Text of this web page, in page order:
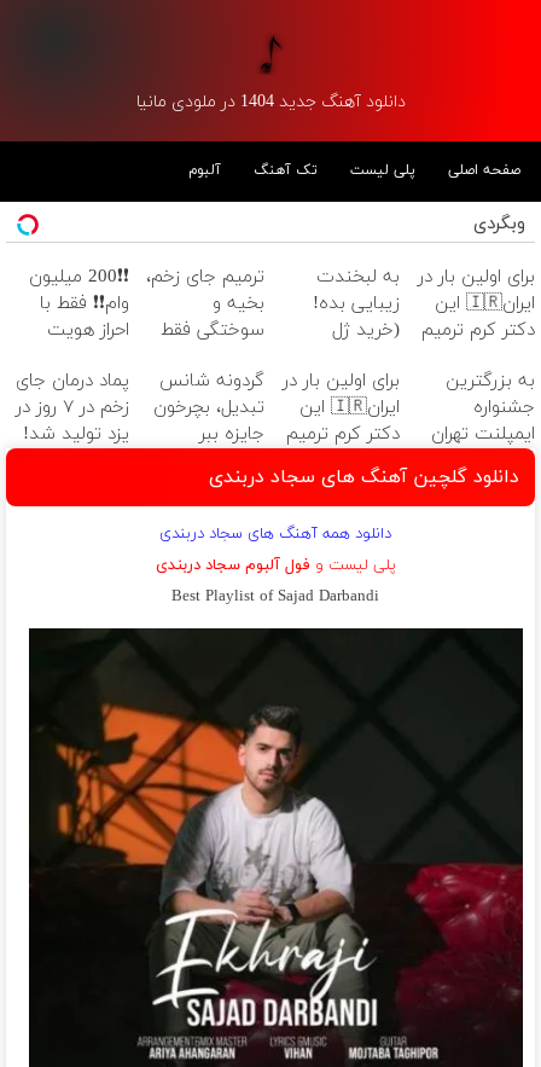
دانلود آهنگ جدید 1404 در ملودی مانیا
صفحه اصلی پلی لیست تک آهنگ آلبوم
وبگردی
برای اولین بار در
ایران🇮🇷 این
دکتر کرم ترمیم
ساخت!
به لبخندت
زیبایی بده!
(خرید ژل
دندان
با40%تخفیف)
ترمیم جای زخم،
بخیه و
سوختگی فقط
❗❗200 میلیون
وام❗❗ فقط با
احراز هویت
به بزرگترین
جشنواره
ایمپلنت تهران
خوش اومدید! |
فقط ۲۵ میلیون
!
برای اولین بار در
ایران🇮🇷 این
دکتر کرم ترمیم
ساخت!
گردونه شانس
تبدیل، بچرخون
جایزه ببر
پماد درمان جای
زخم در ۷ روز در
یزد تولید شد!
(مشاوره بگیرید)
دانلود گلچین آهنگ های سجاد دربندی
دانلود همه آهنگ های سجاد دربندی
پلی لیست و فول آلبوم سجاد دربندی
Best Playlist of Sajad Darbandi